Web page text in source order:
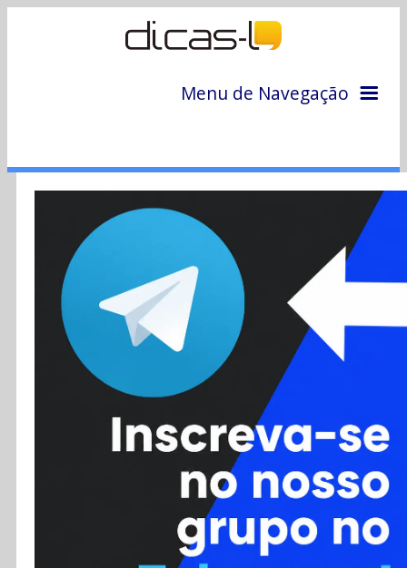
Menu de Navegação
Colunas
Colaboradores
Cursos
Enviar Dica